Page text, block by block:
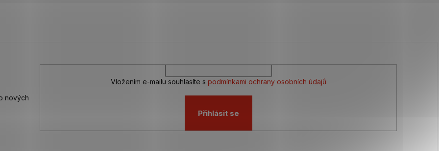
nových
Vložením e-mailu souhlasíte s podmínkami ochrany osobních údajů
Přihlásit se